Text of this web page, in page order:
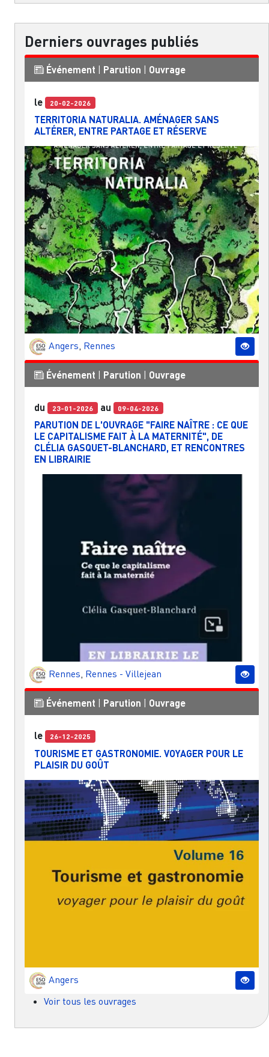
Derniers ouvrages publiés
Événement | Parution | Ouvrage
le 20-02-2026
TERRITORIA NATURALIA. AMÉNAGER SANS
ALTÉRER, ENTRE PARTAGE ET RÉSERVE
Angers, Rennes
Événement Parution Ouvrage
du 23-01-2026 au 09-04-2026
PARUTION DE L'OUVRAGE "FAIRE NAÎTRE : CE QUE
LE CAPITALISME FAIT À LA MATERNITÉ", DE
CLÉLIA GASQUET-BLANCHARD, ET RENCONTRES
EN LIBRAIRIE
Rennes, Rennes - Villejean
Événement Parution Ouvrage
le 26-12-2025
TOURISME ET GASTRONOMIE. VOYAGER POUR LE
PLAISIR DU GOÛT
Angers
Voir tous les ouvrages